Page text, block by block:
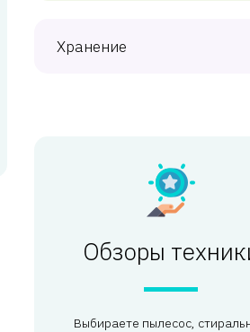
Хранение
Обзоры
Выбираете пылесос,